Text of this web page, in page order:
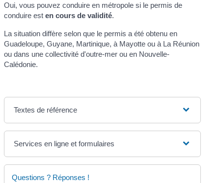
Oui, vous pouvez conduire en métropole si le permis de
conduire esten cours de validité.
La situation diffère selon que le permis a été obtenu en
Guadeloupe, Guyane, Martinique, à Mayotte ou à La Réunion
ou dans une collectivité d'outre-mer ou en Nouvelle-
Calédonie.
Textes de référence
Services en ligne et formulaires
Questions ? Réponses !